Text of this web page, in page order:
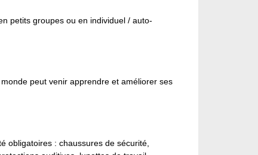
petits groupes ou en individuel / auto-
peut venir apprendre et améliorer ses
obligatoires : chaussures de sécurité,